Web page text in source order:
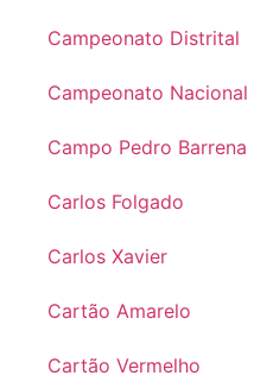
Campeonato Distrital
Campeonato Nacional
Campo Pedro Barrena
Carlos Folgado
Carlos Xavier
Cartão Amarelo
Cartão Vermelho